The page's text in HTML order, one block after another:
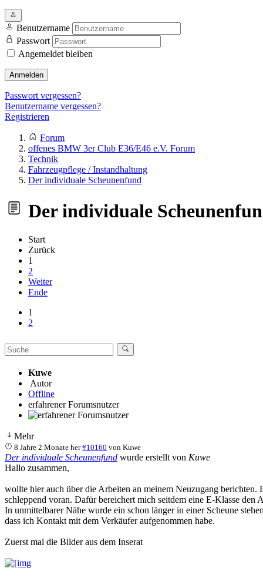
Benutzername
Passwort
Angemeldet bleiben
Anmelden
Passwort vergessen?
Benutzername vergessen?
Registrieren
Forum
offenes BMW 3er Club E36/E46 e.V. Forum
Technik
Fahrzeugpflege / Instandhaltung
Der individuale Scheunenfund
Der individuale
Start
Zurück
1
2
Weiter
Ende
1
2
Kuwe
Autor
Offline
erfahrener Forumsnutzer
Mehr
8 Jahre 2 Monate her #10160 vonKuwe
Der individuale Scheunenfund wurde erstellt von Kuwe
Hallo zusammen,
wollte hier auch über die Arbeiten an meinem Neuzugang
schleppend voran. Dafür bereichert mich seitdem eine E-Klasse
In unmittelbarer Nähe wurde ein schon länger in einer Scheune
dass ich Kontakt mit dem Verkäufer aufgenommen habe.
Zuerst mal die Bilder aus dem Inserat